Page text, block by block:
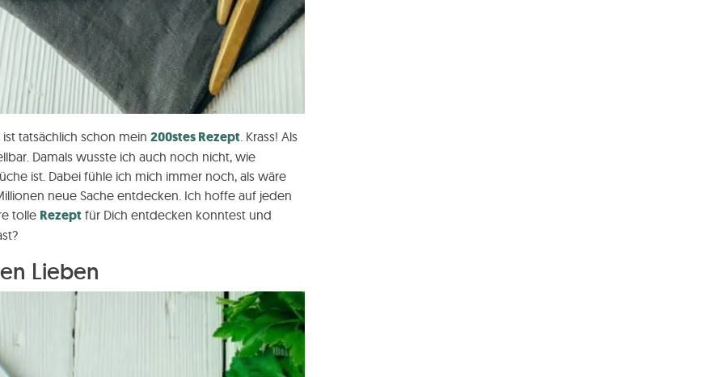
tatsächlich schon mein 200stes Rezept. Krass! Als
Damals wusste ich auch noch nicht, wie
ist. Dabei fühle ich mich immer noch, als wäre
neue Sache entdecken. Ich hoffe auf jeden
tolle Rezept für Dich entdecken konntest und
Lieben